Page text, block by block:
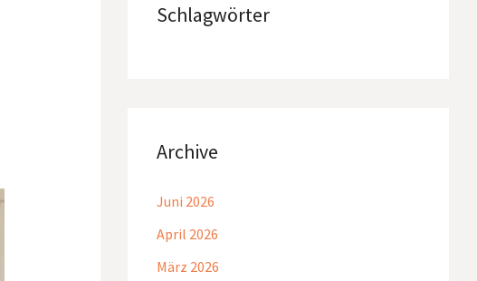
Schlagwörter
Archive
Juni 2026
April 2026
März 2026